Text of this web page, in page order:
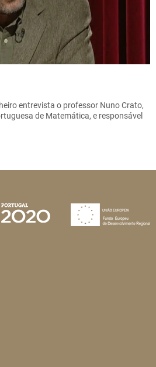
entrevista o professor Nuno Crato,
de Matemática, e responsável